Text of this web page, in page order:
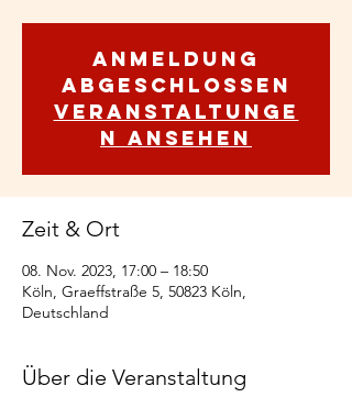
Anmeldung
abgeschlossen
Veranstaltunge
n ansehen
Zeit & Ort
08. Nov. 2023, 17:00 – 18:50
Köln, Graeffstraße 5, 50823 Köln,
Deutschland
Über die Veranstaltung